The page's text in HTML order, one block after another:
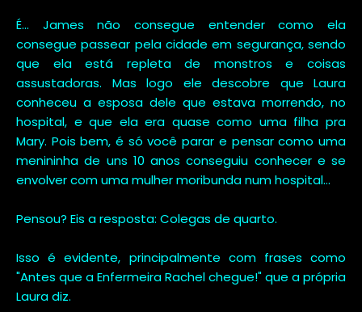
É... James não consegue entender como ela
consegue passear pela cidade em segurança, sendo
que ela está repleta de monstros e coisas
assustadoras. Mas logo ele descobre que Laura
conheceu a esposa dele que estava morrendo, no
hospital, e que ela era quase como uma filha pra
Mary. Pois bem, é só você parar e pensar como uma
menininha de uns 10 anos conseguiu conhecer e se
envolver com uma mulher moribunda num hospital...
Pensou? Eis a resposta: Colegas de quarto.
Isso é evidente, principalmente com frases como
"Antes que a Enfermeira Rachel chegue!" que a própria
Laura diz.